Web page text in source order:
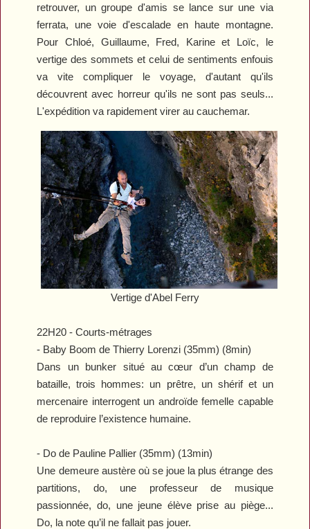
retrouver, un groupe d'amis se lance sur une via
ferrata, une voie d'escalade en haute montagne.
Pour Chloé, Guillaume, Fred, Karine et Loïc, le
vertige des sommets et celui de sentiments enfouis
va vite compliquer le voyage, d'autant qu'ils
découvrent avec horreur qu'ils ne sont pas seuls...
L'expédition va rapidement virer au cauchemar.
Vertige d'Abel Ferry
22H20 - Courts-métrages
- Baby Boom de Thierry Lorenzi (35mm) (8min)
Dans un bunker situé au cœur d’un champ de
bataille, trois hommes: un prêtre, un shérif et un
mercenaire interrogent un androïde femelle capable
de reproduire l’existence humaine.
- Do de Pauline Pallier (35mm) (13min)
Une demeure austère où se joue la plus étrange des
partitions, do, une professeur de musique
passionnée, do, une jeune élève prise au piège...
Do, la note qu’il ne fallait pas jouer.